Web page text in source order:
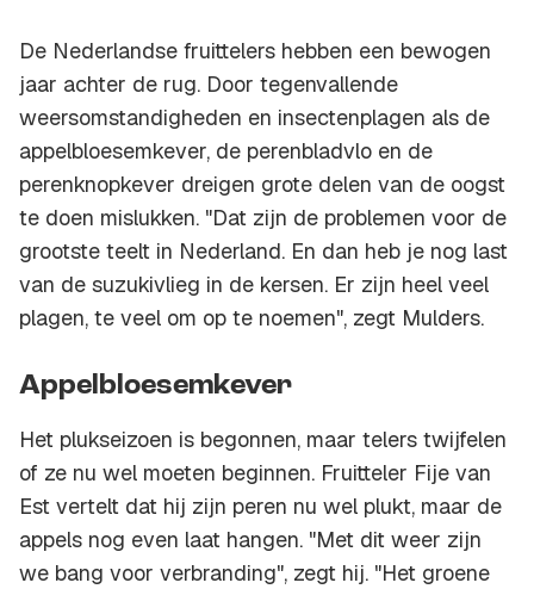
De Nederlandse fruittelers hebben een bewogen
jaar achter de rug. Door tegenvallende
weersomstandigheden en insectenplagen als de
appelbloesemkever, de perenbladvlo en de
perenknopkever dreigen grote delen van de oogst
te doen mislukken. "Dat zijn de problemen voor de
grootste teelt in Nederland. En dan heb je nog last
van de suzukivlieg in de kersen. Er zijn heel veel
plagen, te veel om op te noemen", zegt Mulders.
Appelbloesemkever
Het plukseizoen is begonnen, maar telers twijfelen
of ze nu wel moeten beginnen. Fruitteler Fije van
Est vertelt dat hij zijn peren nu wel plukt, maar de
appels nog even laat hangen. "Met dit weer zijn
we bang voor verbranding", zegt hij. "Het groene